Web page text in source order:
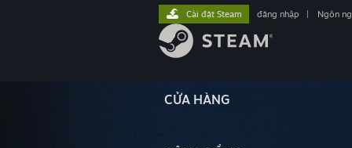
CỬA HÀNG
Cài đặt Steam đăng nhập Ngôn